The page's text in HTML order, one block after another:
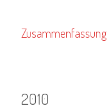
Zusammenfassung
2010